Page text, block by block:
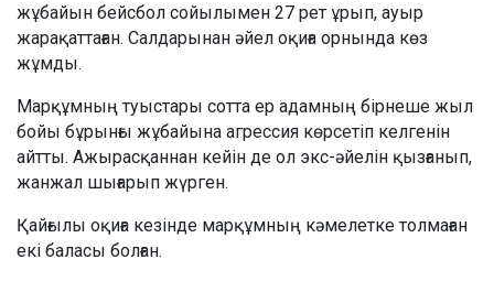
жұбайын бейсбол сойылымен 27 рет ұрып, ауыр
жарақаттаған. Салдарынан әйел оқиға орнында көз
жұмды.
Марқұмның туыстары сотта ер адамның бірнеше жыл
бойы бұрынғы жұбайына агрессия көрсетіп келгенін
айтты. Ажырасқаннан кейін де ол экс-әйелін қызғанып,
жанжал шығарып жүрген.
Қайғылы оқиға кезінде марқұмның кәмелетке толмаған
екі баласы болған.